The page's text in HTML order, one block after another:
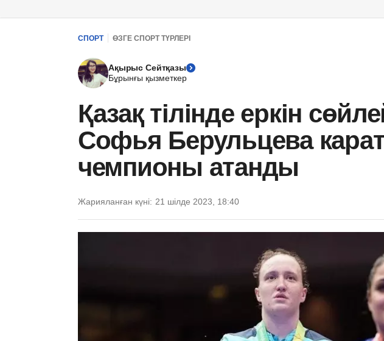
СПОРТ ӨЗГЕ СПОРТ ТҮРЛЕРІ
Ақырыс Сейтқазы
Бұрынғы қызметкер
Қазақ тілінде еркін
Софья Берульцева
чемпионы атанды
Жарияланған күні: 21 шілде 2023, 18:40